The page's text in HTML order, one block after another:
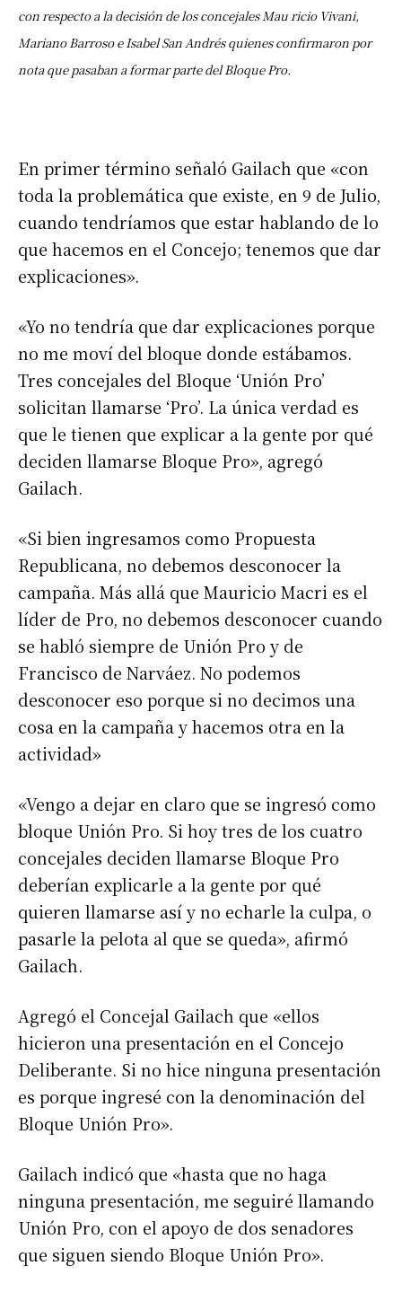
con respecto a la decisión de los concejales Mau ricio Vivani,
Mariano Barroso e Isabel San Andrés quienes confirmaron por
nota que pasaban a formar parte del Bloque Pro.
En primer término señaló Gailach que «con
toda la problemática que existe, en 9 de Julio,
cuando tendríamos que estar hablando de lo
que hacemos en el Concejo; tenemos que dar
explicaciones».
«Yo no tendría que dar explicaciones porque
no me moví del bloque donde estábamos.
Tres concejales del Bloque ‘Unión Pro’
solicitan llamarse ‘Pro’. La única verdad es
que le tienen que explicar a la gente por qué
deciden llamarse Bloque Pro», agregó
Gailach.
«Si bien ingresamos como Propuesta
Republicana, no debemos desconocer la
campaña. Más allá que Mauricio Macri es el
líder de Pro, no debemos desconocer cuando
se habló siempre de Unión Pro y de
Francisco de Narváez. No podemos
desconocer eso porque si no decimos una
cosa en la campaña y hacemos otra en la
actividad»
«Vengo a dejar en claro que se ingresó como
bloque Unión Pro. Si hoy tres de los cuatro
concejales deciden llamarse Bloque Pro
deberían explicarle a la gente por qué
quieren llamarse así y no echarle la culpa, o
pasarle la pelota al que se queda», afirmó
Gailach.
Agregó el Concejal Gailach que «ellos
hicieron una presentación en el Concejo
Deliberante. Si no hice ninguna presentación
es porque ingresé con la denominación del
Bloque Unión Pro».
Gailach indicó que «hasta que no haga
ninguna presentación, me seguiré llamando
Unión Pro, con el apoyo de dos senadores
que siguen siendo Bloque Unión Pro».